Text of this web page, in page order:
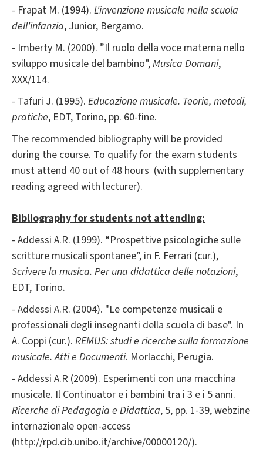
- Frapat M. (1994). L'invenzione musicale nella scuola
dell'infanzia, Junior, Bergamo.
- Imberty M. (2000). ”Il ruolo della voce materna nello
sviluppo musicale del bambino”,Musica Domani,
XXX/114.
- Tafuri J. (1995). Educazione musicale. Teorie, metodi,
pratiche, EDT, Torino, pp. 60-fine.
The recommended bibliography will be provided
during the course. To qualify for the exam students
must attend 40 out of 48 hours (with supplementary
reading agreed with lecturer).
Bibliography for students not attending:
- Addessi A.R. (1999). “Prospettive psicologiche sulle
scritture musicali spontanee”, in F. Ferrari (cur.),
Scrivere la musica. Per una didattica delle notazioni,
EDT, Torino.
- Addessi A.R. (2004). "Le competenze musicali e
professionali degli insegnanti della scuola di base". In
A. Coppi (cur.). REMUS: studi e ricerche sulla formazione
musicale. Atti e Documenti. Morlacchi, Perugia.
- Addessi A.R (2009). Esperimenti con una macchina
musicale. Il Continuator e i bambini tra i 3 e i 5 anni.
Ricerche di Pedagogia e Didattica, 5, pp. 1-39, webzine
internazionale open-access
(http://rpd.cib.unibo.it/archive/00000120/).